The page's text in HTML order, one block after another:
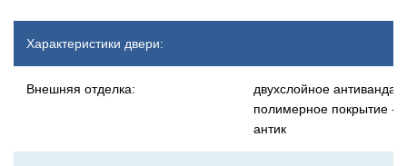
Характеристики двери:
Внешняя отделка:
двухслойное
полимерное покрытие -
антик